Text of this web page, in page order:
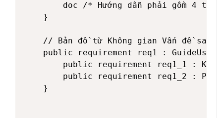
doc /* Hướng dẫn phải gồm 4
    }
// Bản đồ từ Không gian Vấn đề
public requirement req1 :
public requirement req1_1 :
public requirement req1_2 :
    }